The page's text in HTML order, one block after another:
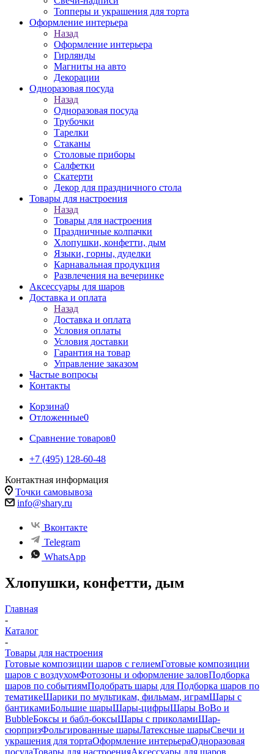
Топперы и украшения для торта
Оформление интерьера
Назад
Оформление интерьера
Гирлянды
Магниты на авто
Декорации
Одноразовая посуда
Назад
Одноразовая посуда
Трубочки
Тарелки
Стаканы
Столовые приборы
Салфетки
Скатерти
Декор для праздничного стола
Товары для настроения
Назад
Товары для настроения
Праздничные колпачки
Хлопушки, конфетти, дым
Языки, горны, дуделки
Карнавальная продукция
Развлечения на вечеринке
Аксессуары для шаров
Доставка и оплата
Назад
Доставка и оплата
Условия оплаты
Условия доставки
Гарантия на товар
Управление заказом
Частые вопросы
Контакты
Корзина0
Отложенные0
Сравнение товаров0
+7 (495) 128-60-48
Контактная информация
Точки самовывоза
info@shary.ru
Вконтакте
Telegram
WhatsApp
Хлопушки, конфетти, дым
Главная
-
Каталог
-
Товары для настроения
Готовые композиции шаров с гелиемГотовые композиции
шаров с воздухомФотозоны и оформление заловПодборка
шаров по событиямПодобрать шары для Подборка шаров по
тематикеШарики по мультикам, фильмам, играмШары с
бантикамиБольшие шарыШары-цифрыШары BoBo и
BubbleБоксы и бабл-боксыШары с приколамиШар-
сюрпризФольгированные шарыЛатексные шарыСвечи и
украшения для тортаОформление интерьераОдноразовая
посудаТовары для настроенияАксессуары для шаров